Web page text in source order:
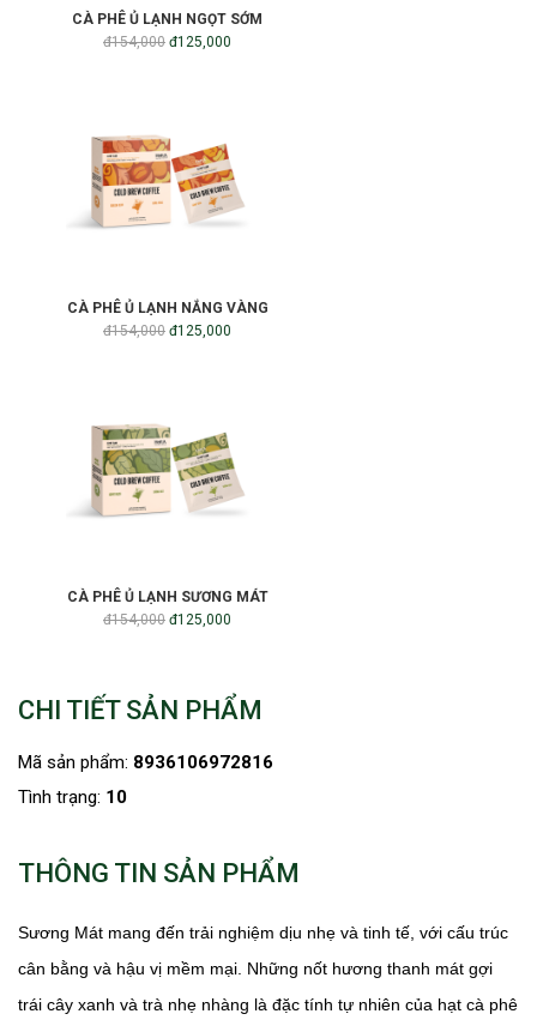
CÀ PHÊ Ủ LẠNH NGỌT SỚM
đ154,000 đ125,000
CÀ PHÊ Ủ LẠNH NẮNG VÀNG
đ154,000 đ125,000
CÀ PHÊ Ủ LẠNH SƯƠNG MÁT
đ154,000 đ125,000
CHI TIẾT SẢN PHẨM
Mã sản phẩm: 8936106972816
Tình trạng: 10
THÔNG TIN SẢN PHẨM
Sương Mát mang đến trải nghiệm dịu nhẹ và tinh tế, với cấu trúc
cân bằng và hậu vị mềm mại. Những nốt hương thanh mát gợi
trái cây xanh và trà nhẹ nhàng là đặc tính tự nhiên của hạt cà phê